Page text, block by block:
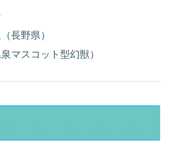
長野県）
マスコット型幻獣）